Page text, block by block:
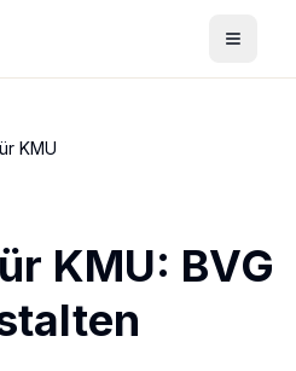
KMU
KMU: BVG